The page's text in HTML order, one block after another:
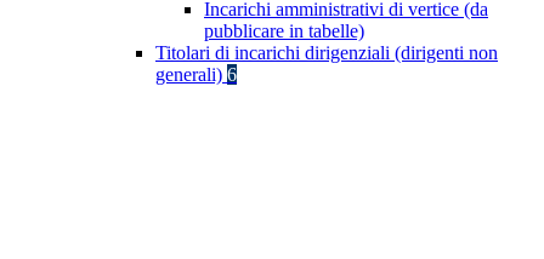
Incarichi amministrativi di vertice (da
pubblicare in tabelle)
Titolari di incarichi dirigenziali (dirigenti non
generali) 6